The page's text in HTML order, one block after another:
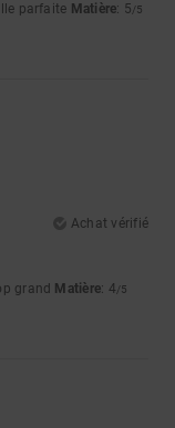
parfaite Matière: 5/5
Achat vérifié
grand Matière: 4/5